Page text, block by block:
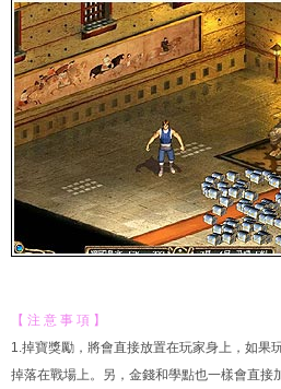
【 注 意 事 項 】
1.掉寶獎勵，將會直接放置在玩家身上，如果
掉落在戰場上。另，金錢和學點也一樣會直接